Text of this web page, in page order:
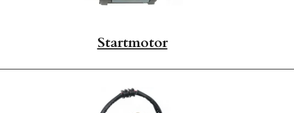
Startmotor